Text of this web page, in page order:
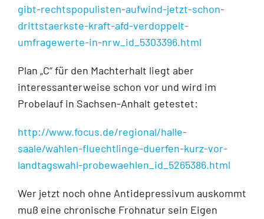
gibt-rechtspopulisten-aufwind-jetzt-schon-
drittstaerkste-kraft-afd-verdoppelt-
umfragewerte-in-nrw_id_5303396.html
Plan „C“ für den Machterhalt liegt aber
interessanterweise schon vor und wird im
Probelauf in Sachsen-Anhalt getestet:
http://www.focus.de/regional/halle-
saale/wahlen-fluechtlinge-duerfen-kurz-vor-
landtagswahl-probewaehlen_id_5265386.html
Wer jetzt noch ohne Antidepressivum auskommt
muß eine chronische Frohnatur sein Eigen